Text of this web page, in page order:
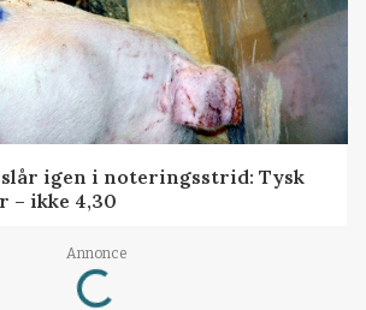
igen i noteringsstrid: Tysk
– ikke 4,30
Annonce
Loading...